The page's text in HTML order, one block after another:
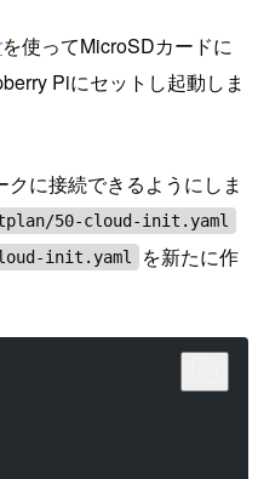
を使ってMicroSDカードに
Piにセットし起動しま
に接続できるようにしま
50-cloud-init.yaml
init.yaml
を新たに作